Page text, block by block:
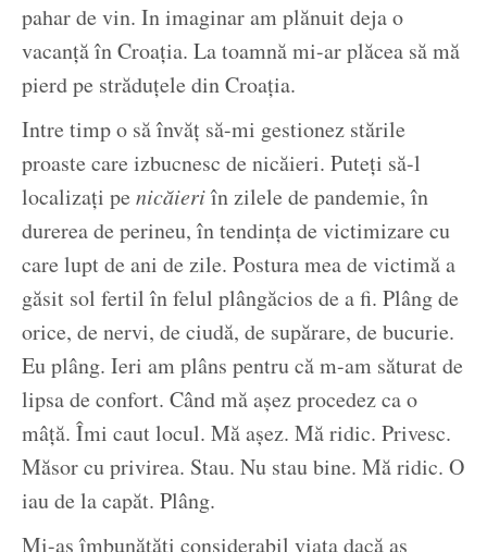
pahar de vin. In imaginar am plănuit deja o
vacanță în Croația. La toamnă mi-ar plăcea să mă
pierd pe străduțele din Croația.
Intre timp o să învăț să-mi gestionez stările
proaste care izbucnesc de nicăieri. Puteți să-l
localizați pe nicăieriîn zilele de pandemie, în
durerea de perineu, în tendința de victimizare cu
care lupt de ani de zile. Postura mea de victimă a
găsit sol fertil în felul plângăcios de a fi. Plâng de
orice, de nervi, de ciudă, de supărare, de bucurie.
Eu plâng. Ieri am plâns pentru că m-am săturat de
lipsa de confort. Când mă așez procedez ca o
mâță. Îmi caut locul. Mă așez. Mă ridic. Privesc.
Măsor cu privirea. Stau. Nu stau bine. Mă ridic. O
iau de la capăt. Plâng.
Mi-aș îmbunătăți considerabil viața dacă aș